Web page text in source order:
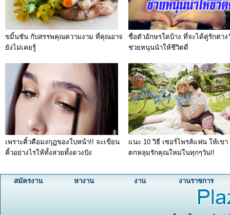
ขมิ้นชัน กับสรรพคุณความงาม ที่คุณอาจ
ยังไม่เคยรู้
ชื่อตัวอักษรใดบ้าง ที่จะได้คู่รักต่าง
ช่วยหนุนนำให้ชีวิตดี
เพราะคิ้วคือมงกุฏของใบหน้า!! จะเขียน
คิ้วอย่างไรให้ทั้งสวยทั้งดวงปัง
แนะ 10 วิธี เซอร์ไพรส์แฟน ให้เขา
ตกหลุมรักคุณใหม่ในทุกๆวัน!!
สมัครงาน หางาน งาน งานราชการ